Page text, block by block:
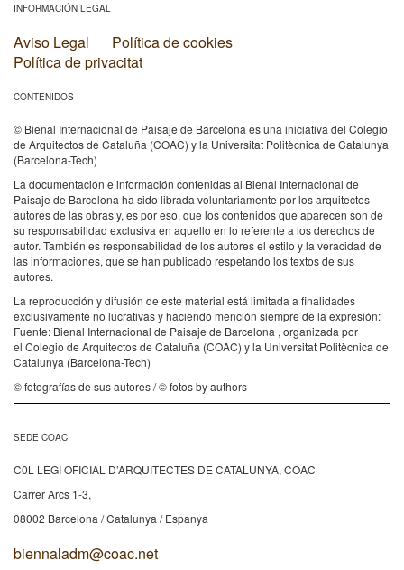
INFORMACIÓN LEGAL
Aviso Legal
Política de cookies
Política de privacitat
CONTENIDOS
© Bienal Internacional de Paisaje de Barcelona es una iniciativa del Colegio
de Arquitectos de Cataluña (COAC) y la Universitat Politècnica de Catalunya
(Barcelona-Tech)
La documentación e información contenidas al Bienal Internacional de
Paisaje de Barcelona ha sido librada voluntariamente por los arquitectos
autores de las obras y, es por eso, que los contenidos que aparecen son de
su responsabilidad exclusiva en aquello en lo referente a los derechos de
autor. También es responsabilidad de los autores el estilo y la veracidad de
las informaciones, que se han publicado respetando los textos de sus
autores.
La reproducción y difusión de este material está limitada a finalidades
exclusivamente no lucrativas y haciendo mención siempre de la expresión:
Fuente: Bienal Internacional de Paisaje de Barcelona , organizada por
el Colegio de Arquitectos de Cataluña (COAC) y la Universitat Politècnica de
Catalunya (Barcelona-Tech)
© fotografías de sus autores / © fotos by authors
SEDE COAC
C0L·LEGI OFICIAL D’ARQUITECTES DE CATALUNYA, COAC
Carrer Arcs 1-3,
08002 Barcelona / Catalunya / Espanya
biennaladm@coac.net